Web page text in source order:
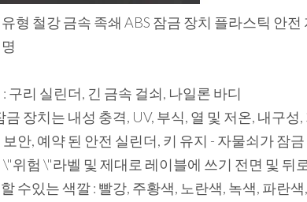
형 철강 금속 족쇄 ABS 잠금 장치 플라스틱 안전
구리 실린더, 긴 금속 걸쇠, 나일론 바디
금 장치는 내성 충격, UV, 부식, 열 및 저온, 내구성
안, 예약 된 안전 실린더, 키 유지 - 자물쇠가 잠
\"위험 \"라벨 및 제대로 레이블에 쓰기 전면 및 뒤
수있는 색깔 : 빨강, 주황색, 노란색, 녹색, 파란